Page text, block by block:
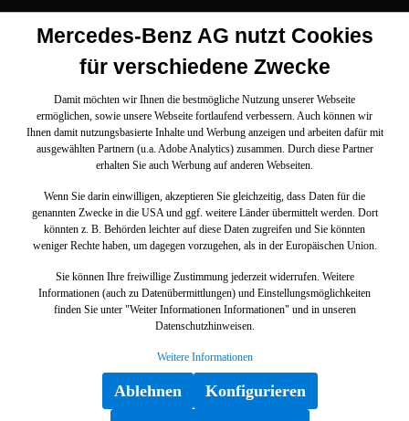
Mercedes-Benz AG nutzt Cookies
für verschiedene Zwecke
Damit möchten wir Ihnen die bestmögliche Nutzung unserer Webseite
ermöglichen, sowie unsere Webseite fortlaufend verbessern. Auch können wir
Ihnen damit nutzungsbasierte Inhalte und Werbung anzeigen und arbeiten dafür mit
ausgewählten Partnern (u.a. Adobe Analytics) zusammen. Durch diese Partner
erhalten Sie auch Werbung auf anderen Webseiten.
Wenn Sie darin einwilligen, akzeptieren Sie gleichzeitig, dass Daten für die
genannten Zwecke in die USA und ggf. weitere Länder übermittelt werden. Dort
könnten z. B. Behörden leichter auf diese Daten zugreifen und Sie könnten
weniger Rechte haben, um dagegen vorzugehen, als in der Europäischen Union.
Sie können Ihre freiwillige Zustimmung jederzeit widerrufen. Weitere
Informationen (auch zu Datenübermittlungen) und Einstellungsmöglichkeiten
finden Sie unter "Weiter Informationen Informationen" und in unseren
Datenschutzhinweisen.
Weitere Informationen
Ablehnen
Konfigurieren